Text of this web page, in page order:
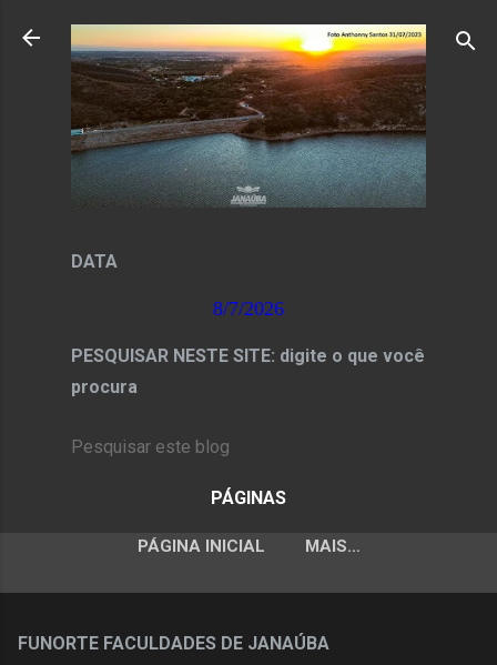
Pular para o conteúdo principal
DATA
8/7/2026
PESQUISAR NESTE SITE: digite o que você
procura
PÁGINAS
PÁGINA INICIAL MAIS…
FUNORTE FACULDADES DE JANAÚBA